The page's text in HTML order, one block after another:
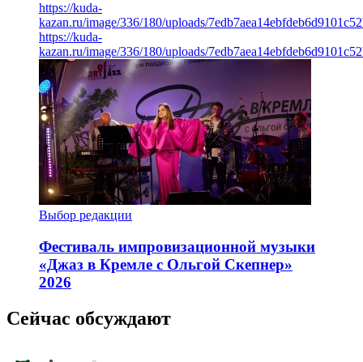
https://kuda-
kazan.ru/image/336/180/uploads/
https://kuda-
kazan.ru/image/336/180/uploads/
Выбор редакции
Фестиваль импровизационной музыки
«Джаз в Кремле с Ольгой Скепнер»
2026
Сейчас обсуждают